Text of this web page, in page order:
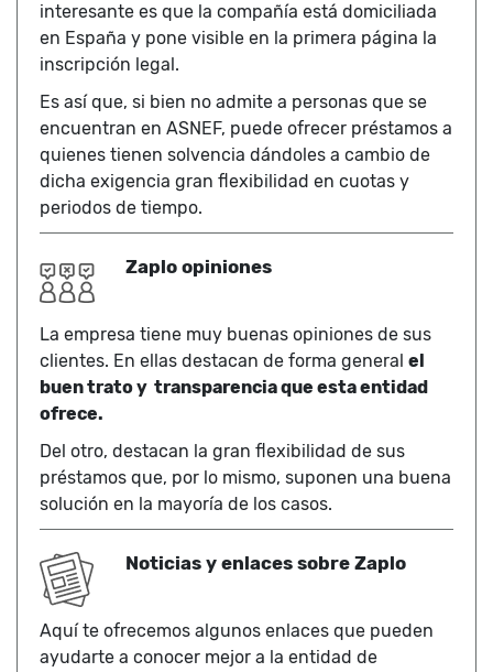
interesante es que la compañía está domiciliada
en España y pone visible en la primera página la
inscripción legal.
Es así que, si bien no admite a personas que se
encuentran en ASNEF, puede ofrecer préstamos a
quienes tienen solvencia dándoles a cambio de
dicha exigencia gran flexibilidad en cuotas y
periodos de tiempo.
Zaplo opiniones
La empresa tiene muy buenas opiniones de sus
clientes. En ellas destacan de forma general el
buen trato y transparencia que esta entidad
ofrece.
Del otro, destacan la gran flexibilidad de sus
préstamos que, por lo mismo, suponen una buena
solución en la mayoría de los casos.
Noticias y enlaces sobre Zaplo
Aquí te ofrecemos algunos enlaces que pueden
ayudarte a conocer mejor a la entidad de